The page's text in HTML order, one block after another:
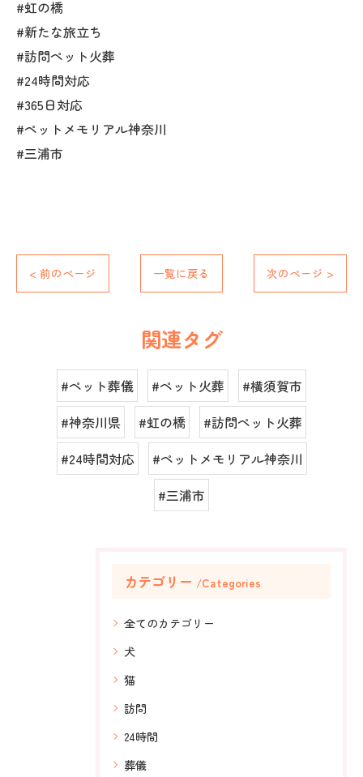
#虹の橋
#新たな旅立ち
#訪問ペット火葬
#24時間対応
#365日対応
#ペットメモリアル神奈川
#三浦市
< 前のページ 一覧に戻る 次のページ >
関連タグ
#ペット葬儀 #ペット火葬
#横須賀市
#神奈川県
#虹の橋
#訪問ペット火葬
#24時間対応
#ペットメモリアル神奈川
#三浦市
カテゴリー Categories
全てのカテゴリー
犬
猫
訪問
24時間
葬儀